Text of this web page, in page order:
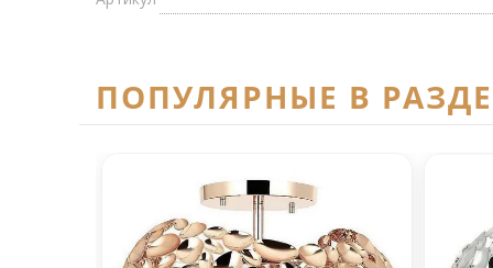
ПОПУЛЯРНЫЕ В